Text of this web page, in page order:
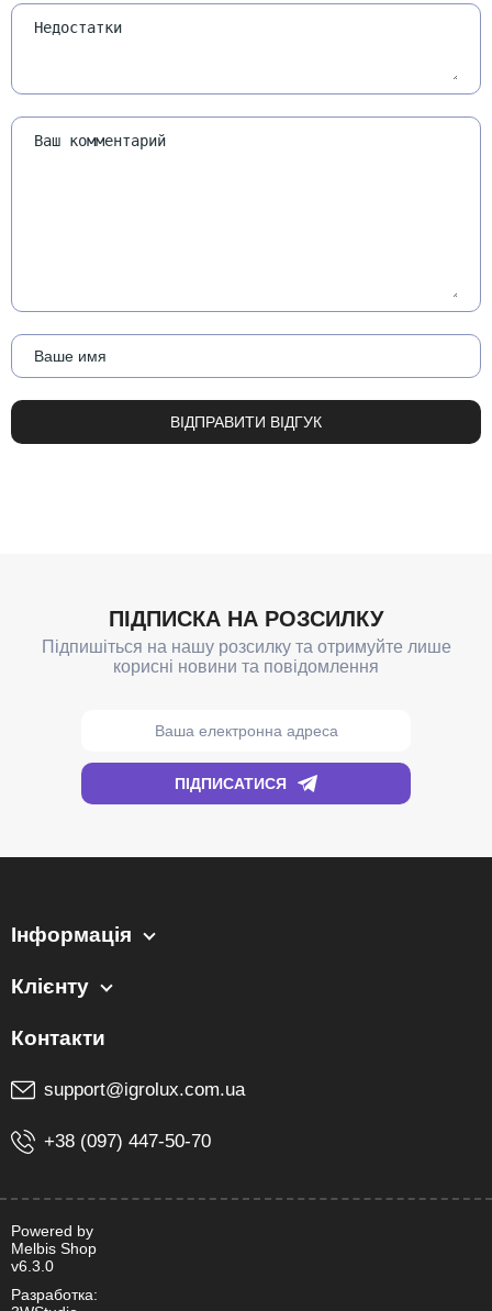
Інформація
Клієнту
support@igrolux.com.ua
+38 (097) 447-50-70
Powered by
Melbis Shop
v6.3.0